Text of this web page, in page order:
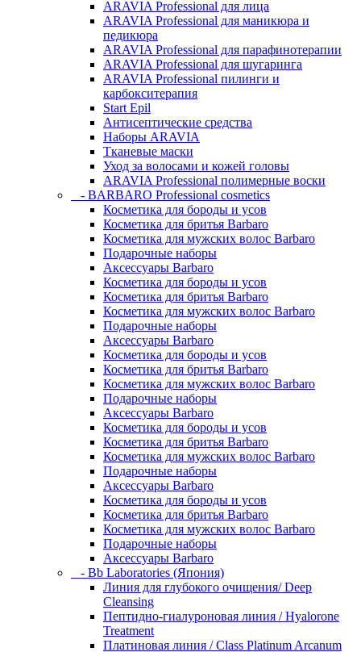
ARAVIA Professional для лица
ARAVIA Professional для маникюра и
педикюра
ARAVIA Professional для парафинотерапии
ARAVIA Professional для шугаринга
ARAVIA Professional пилинги и
карбокситерапия
Start Epil
Антисептические средства
Наборы ARAVIA
Тканевые маски
Уход за волосами и кожей головы
ARAVIA Professional полимерные воски
- BARBARO Professional cosmetics
Косметика для бороды и усов
Косметика для бритья Barbaro
Косметика для мужских волос Barbaro
Подарочные наборы
Аксессуары Barbaro
Косметика для бороды и усов
Косметика для бритья Barbaro
Косметика для мужских волос Barbaro
Подарочные наборы
Аксессуары Barbaro
Косметика для бороды и усов
Косметика для бритья Barbaro
Косметика для мужских волос Barbaro
Подарочные наборы
Аксессуары Barbaro
Косметика для бороды и усов
Косметика для бритья Barbaro
Косметика для мужских волос Barbaro
Подарочные наборы
Аксессуары Barbaro
Косметика для бороды и усов
Косметика для бритья Barbaro
Косметика для мужских волос Barbaro
Подарочные наборы
Аксессуары Barbaro
- Bb Laboratories (Япония)
Линия для глубокого очищения/ Deep
Cleansing
Пептидно-гиалуроновая линия / Hyalorone
Treatment
Платиновая линия / Class Platinum Arcanum